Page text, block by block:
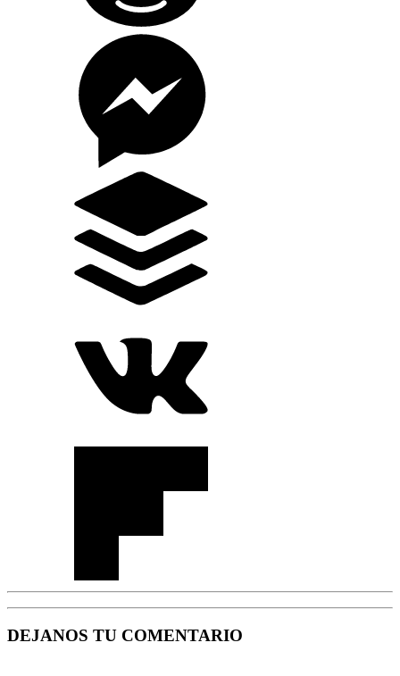
DEJANOS TU COMENTARIO